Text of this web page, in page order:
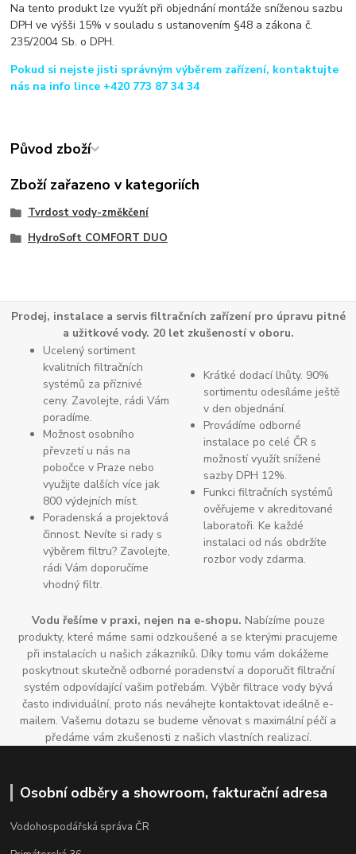
Na tento produkt lze využít při objednání montáže sníženou sazbu
DPH ve výšši 15% v souladu s ustanovením §48 a zákona č.
235/2004 Sb. o DPH.
Pokud si nejste jisti správným výběrem zařízení, kontaktujte
nás na info lince +420 773 87 34 34
Původ zboží
Zboží zařazeno v kategoriích
Tvrdost vody-změkčení
HydroSoft COMFORT DUO
Prodej, instalace a servis filtračních zařízení pro úpravu pitné
a užitkové vody. 20 let zkušeností v oboru.
Ucelený sortiment
kvalitních filtračních
systémů za příznivé
ceny. Zavolejte, rádi Vám
poradíme.
Možnost osobního
převzetí u nás na
pobočce v Praze nebo
využijte dalších více jak
800 výdejních míst.
Poradenská a projektová
činnost. Nevíte si rady s
výběrem filtru? Zavolejte,
rádi Vám doporučíme
vhodný filtr.
Krátké dodací lhůty. 90%
sortimentu odesíláme ještě
v den objednání.
Provádíme odborné
instalace po celé ČR s
možností využít snížené
sazby DPH 12%.
Funkci filtračních systémů
ověřujeme v akreditované
laboratoři. Ke každé
instalaci od nás obdržíte
rozbor vody zdarma.
Vodu řešíme v praxi, nejen na e-shopu. Nabízíme pouze
produkty, které máme sami odzkoušené a se kterými pracujeme
při instalacích u našich zákazníků. Díky tomu vám dokážeme
poskytnout skutečně odborné poradenství a doporučit filtrační
systém odpovídající vašim potřebám. Výběr filtrace vody bývá
často individuální, proto nás neváhejte kontaktovat ideálně e-
mailem. Vašemu dotazu se budeme věnovat s maximální péčí a
předáme vám zkušenosti z našich vlastních realizací.
Osobní odběry a showroom, fakturační adresa
Vodohospodářská správa ČR